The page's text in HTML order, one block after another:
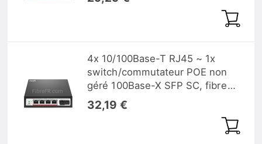
4x 10/100Base-T RJ45 ~ 1x
switch/commutateur POE non
géré 100Base-X SFP SC, fibre
unique, 1310nm/1550 nm 20km
32,19 €